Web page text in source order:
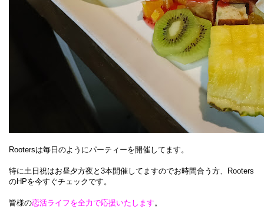
Rootersは毎日のようにパーティーを開催してます。
特に土日祝はお昼夕方夜と3本開催してますのでお時間合う方、Rooters
のHPを今すぐチェックです。
皆様の恋活ライフを全力で応援いたします。